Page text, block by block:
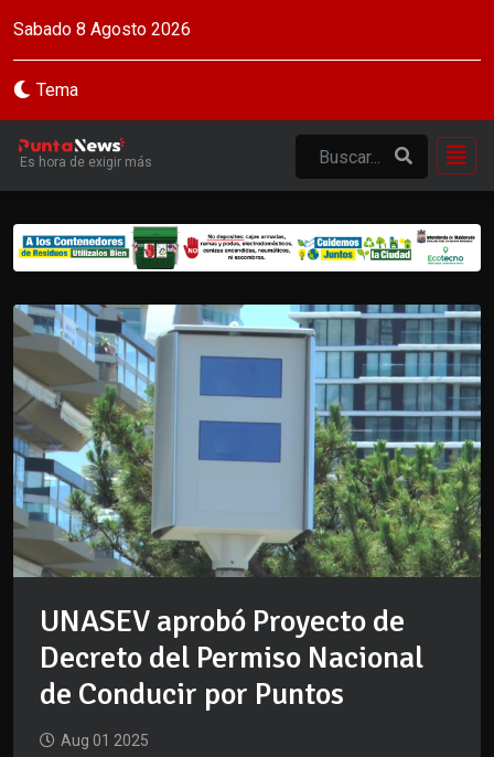
Sabado 8 Agosto 2026
Tema
Es hora de exigir más
UNASEV aprobó Proyecto de
Decreto del Permiso Nacional
de Conducir por Puntos
Aug 01 2025